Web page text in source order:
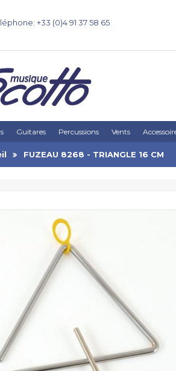
+33 (0)4 91 37 58 65
Guitares Percussions Vents
FUZEAU 8268 - TRIANGLE 16 CM